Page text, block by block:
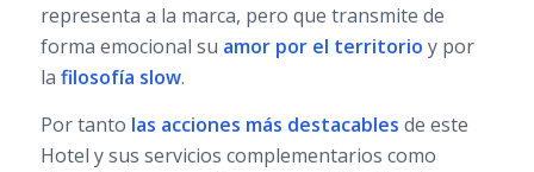
representa a la marca, pero que transmite de
forma emocional su amor por el territorio y por
la filosofía slow.
Por tanto las acciones más destacables de este
Hotel y sus servicios complementarios como